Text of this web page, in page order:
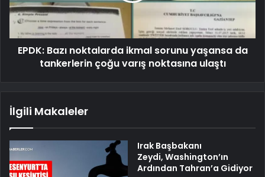
EPDK: Bazı noktalarda ikmal sorunu yaşansa da
tankerlerin çoğu varış noktasına ulaştı
İlgili Makaleler
Irak Başbakanı
Zeydi, Washington’ın
Ardından Tahran’a Gidiyor